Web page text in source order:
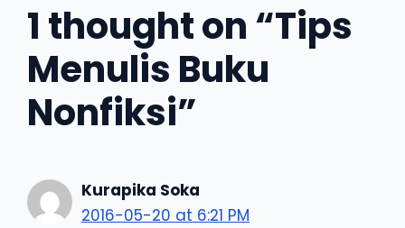
1 thought on “Tips
Menulis Buku
Nonfiksi”
Kurapika Soka
2016-05-20 at 6:21 PM